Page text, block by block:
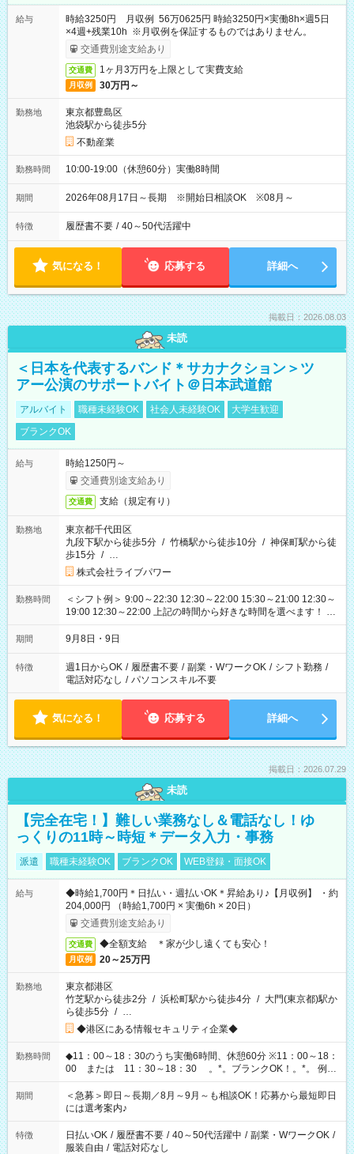
給与
時給3250円 月収例 56万0625円 時給3250円×実働8h×週5日
×4週+残業10h ※月収例を保証するものではありません。
交通費別途支給あり
交通費 1ヶ月3万円を上限として実費支給
月収例 30万円～
勤務地
東京都豊島区
池袋駅から徒歩5分
不動産業
勤務時間 10:00-19:00（休憩60分）実働8時間
期間 2026年08月17日～長期 ※開始日相談OK ※08月～
特徴 履歴書不要 / 40～50代活躍中
気になる！ 応募する 詳細へ
掲載日：2026.08.03
未読
＜日本を代表するバンド＊サカナクション＞ツ
アー公演のサポートバイト＠日本武道館
アルバイト 職種未経験OK 社会人未経験OK
大学生歓迎
ブランクOK
給与
時給1250円～
交通費別途支給あり
交通費 支給（規定有り）
勤務地
東京都千代田区
九段下駅から徒歩5分 / 竹橋駅から徒歩10分 / 神保町駅から徒
歩15分 / …
株式会社ライブパワー
勤務時間
＜シフト例＞ 9:00～22:30 12:30～22:00 15:30～21:00 12:30～
19:00 12:30～22:00 上記の時間から好きな時間を選べます！ ※
時間は変更となる可能性があります
期間 9月8日・9日
特徴 週1日からOK / 履歴書不要 / 副業・WワークOK / シフト勤務 /
電話対応なし / パソコンスキル不要
気になる！ 応募する 詳細へ
掲載日：2026.07.29
未読
【完全在宅！】難しい業務なし＆電話なし！ゆ
っくりの11時～時短＊データ入力・事務
派遣 職種未経験OK ブランクOK WEB登録・面接OK
給与
◆時給1,700円＊日払い・週払いOK＊昇給あり♪【月収例】 ・約
204,000円 （時給1,700円 × 実働6h × 20日）
交通費別途支給あり
交通費 ◆全額支給 ＊家が少し遠くても安心！
月収例 20～25万円
勤務地
東京都港区
竹芝駅から徒歩2分 / 浜松町駅から徒歩4分 / 大門(東京都)駅か
ら徒歩5分 / …
◆港区にある情報セキュリティ企業◆
勤務時間
◆11：00～18：30のうち実働6時間、休憩60分 ※11：00～18：
00 または 11：30～18：30 。*。ブランクOK！。*。 例え
ば前職が、 在宅/財団法人/事務/コールセンター/受付/販売/カフェ
スタッフ スイーツ販売/ホテルフロント/化粧品販売/など 様々な
業界から入社して活躍されています♪
期間
＜急募＞即日～長期／8月～9月～も相談OK！応募から最短即日
には選考案内♪
特徴 日払いOK / 履歴書不要 / 40～50代活躍中 / 副業・WワークOK /
服装自由 / 電話対応なし